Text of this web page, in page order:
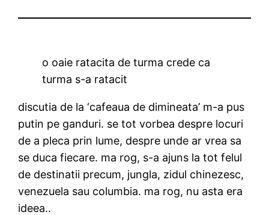
o oaie ratacita de turma crede ca
turma s-a ratacit
discutia de la ‘cafeaua de dimineata’ m-a pus
putin pe ganduri. se tot vorbea despre locuri
de a pleca prin lume, despre unde ar vrea sa
se duca fiecare. ma rog, s-a ajuns la tot felul
de destinatii precum, jungla, zidul chinezesc,
venezuela sau columbia. ma rog, nu asta era
ideea..